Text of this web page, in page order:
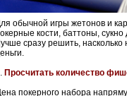
обычной игры жетонов и
кости, баттоны,
сразу решить, насколько
Просчитать количество
покерного набора